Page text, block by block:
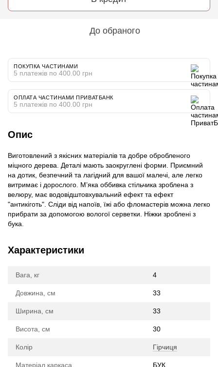
До обраного
ПОКУПКА ЧАСТИНАМИ
5 платежів по 400.00 грн
ОПЛАТА ЧАСТИНАМИ ПРИВАТБАНК
5 платежів по 400.00 грн
Опис
Виготовлений з якісних матеріалів та добре обробленого
міцного дерева. Деталі мають заокруглені форми. Приємний
на дотик, безпечний та лагідний для вашої малечі, але легко
витримає і дорослого. М’яка оббивка стільчика зроблена з
велюру, має водовідштовхувальний ефект та ефект
"антикіготь". Сліди від напоїв, їжі або фломастерів можна легко
прибрати за допомогою вологої серветки. Ніжки зроблені з
бука.
Характеристики
Вага, кг 4
Довжина, см 33
Ширина, см 33
Висота, см 30
Колір Гірчиця
Матеріал каркаса БУК